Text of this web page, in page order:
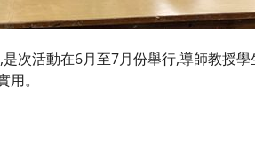
次活動在6月至7月份舉行,導師教授
。